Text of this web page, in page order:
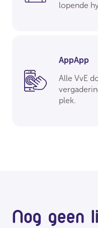
lopende
AppApp
Alle VvE
plek.
Nog geen